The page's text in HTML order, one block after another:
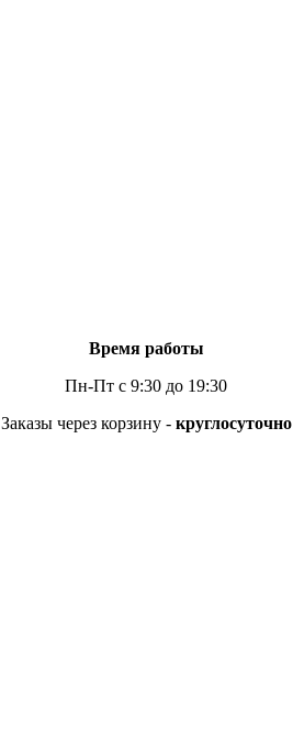
Время работы
Пн-Пт с 9:30 до 19:30
Заказы через корзину - круглосуточно